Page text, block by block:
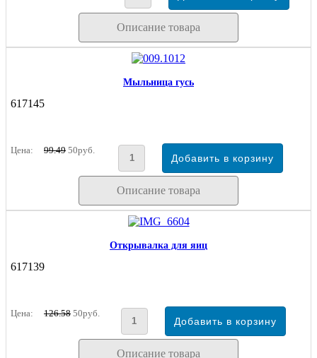
Описание товара
Мыльница гусь
617145
Цена: 99.49 50руб.
Описание товара
Открывалка для яиц
617139
Цена: 126.58 50руб.
Описание товара